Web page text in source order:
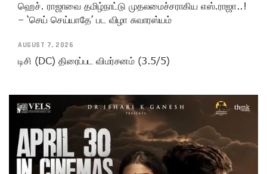
ஹெச். ராஜாவை தமிழ்நாட்டு முதலமைச்சராகிய எஸ்.ராஜா..!
– ‘செய் செய்யாதே’ பட விழா சுவாரஸ்யம்
AUGUST 7, 2026
டிசி (DC) திரைப்பட விமர்சனம் (3.5/5)